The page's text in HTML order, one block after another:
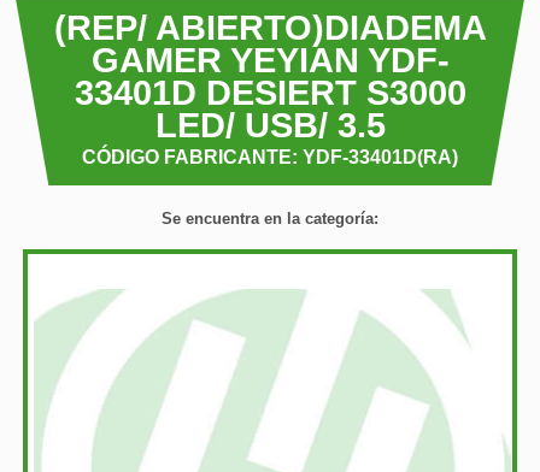
(REP/ ABIERTO)DIADEMA
GAMER YEYIAN YDF-
33401D DESIERT S3000
LED/ USB/ 3.5
CÓDIGO FABRICANTE: YDF-33401D(RA)
Se encuentra en la categoría: